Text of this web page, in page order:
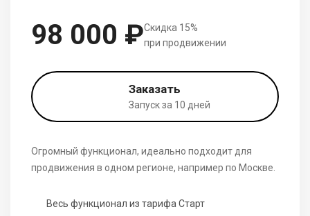
98 000 ₽Скидка 15%
при продвижении
Заказать
Запуск за 10 дней
Огромный функционал, идеально подходит для
продвижения в одном регионе, например по Москве.
Весь функционал из тарифа Старт